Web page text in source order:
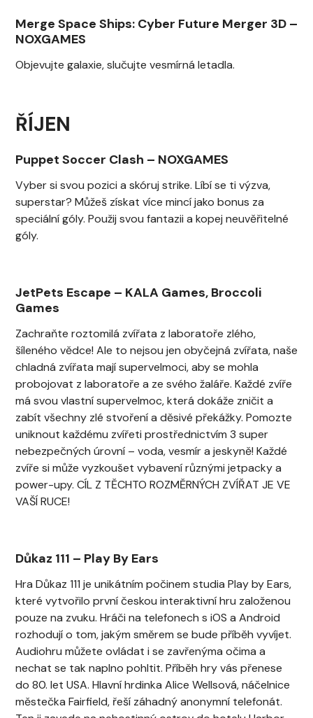
Merge Space Ships: Cyber Future Merger 3D –
NOXGAMES
Objevujte galaxie, slučujte vesmírná letadla.
ŘÍJEN
Puppet Soccer Clash – NOXGAMES
Vyber si svou pozici a skóruj strike. Líbí se ti výzva,
superstar? Můžeš získat více mincí jako bonus za
speciální góly. Použij svou fantazii a kopej neuvěřitelné
góly.
JetPets Escape – KALA Games, Broccoli
Games
Zachraňte roztomilá zvířata z laboratoře zlého,
šíleného vědce! Ale to nejsou jen obyčejná zvířata, naše
chladná zvířata mají supervelmoci, aby se mohla
probojovat z laboratoře a ze svého žaláře. Každé zvíře
má svou vlastní supervelmoc, která dokáže zničit a
zabít všechny zlé stvoření a děsivé překážky. Pomozte
uniknout každému zvířeti prostřednictvím 3 super
nebezpečných úrovní – voda, vesmír a jeskyně! Každé
zvíře si může vyzkoušet vybavení různými jetpacky a
power-upy. CÍL Z TĚCHTO ROZMĚRNÝCH ZVÍŘAT JE VE
VAŠÍ RUCE!
Důkaz 111 – Play By Ears
Hra Důkaz 111 je unikátním počinem studia Play by Ears,
které vytvořilo první českou interaktivní hru založenou
pouze na zvuku. Hráči na telefonech s iOS a Android
rozhodují o tom, jakým směrem se bude příběh vyvíjet.
Audiohru můžete ovládat i se zavřenýma očima a
nechat se tak naplno pohltit. Příběh hry vás přenese
do 80. let USA. Hlavní hrdinka Alice Wellsová, náčelnice
městečka Fairfield, řeší záhadný anonymní telefonát.